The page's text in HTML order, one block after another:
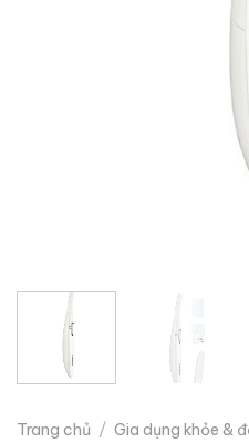
Trang chủ / Gia dụng khỏe &